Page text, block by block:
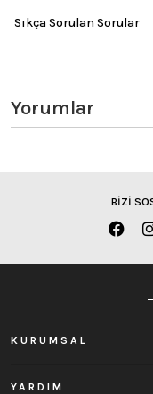
Sıkça Sorulan Sorular
Yorumlar
BİZİ
KURUMSAL
YARDIM